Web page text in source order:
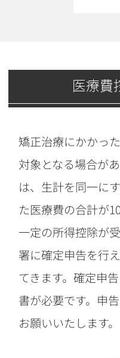
医療費
矯正治療にかかっ
対象となる場合が
は、生計を同一に
た医療費の合計が
一定の所得控除が
署に確定申告を行
てきます。確定申
書が必要です。申
お願いいたします。